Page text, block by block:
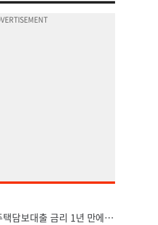
인플레 우려에 美 주택담보대출 금리 1년 만에 최고